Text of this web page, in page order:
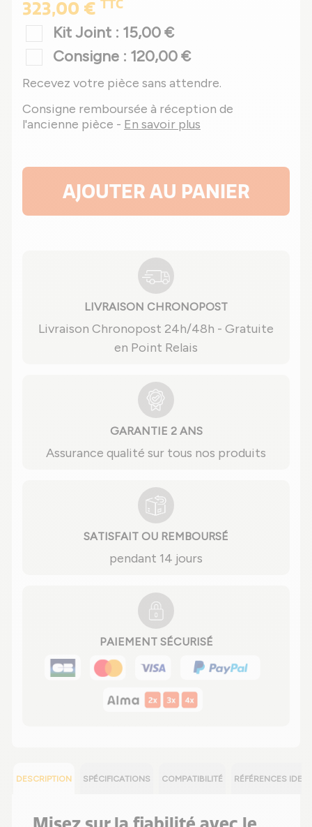
323,00 € TTC
Kit Joint : 15,00 €
Consigne : 120,00 €
Recevez votre pièce sans attendre.
Consigne remboursée à réception de
l'ancienne pièce - En savoir plus
AJOUTER AU PANIER
LIVRAISON CHRONOPOST
Livraison Chronopost 24h/48h - Gratuite
en Point Relais
GARANTIE 2 ANS
Assurance qualité sur tous nos produits
SATISFAIT OU REMBOURSÉ
pendant 14 jours
PAIEMENT SÉCURISÉ
DESCRIPTION SPÉCIFICATIONS COMPATIBILITÉ RÉFÉRENCES